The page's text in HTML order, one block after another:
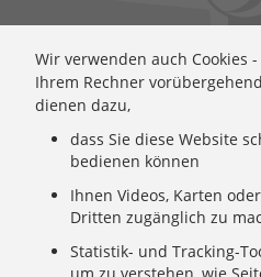
Ignatianisch beten: Wie
Ignatianisch und weiblich:
Mary-Ward: Geschichte
Mary Ward 400: Mary
Spirituelle Impulse
Zeitschrift: Spiritualität
Gemeinschaft
Wir verwenden auch Cookies
Ihrem Rechner
dienen dazu,
dass Sie diese Website
bedienen können
Ihnen Videos, Karten
Dritten zugänglich zu
Statistik- und Tracking-